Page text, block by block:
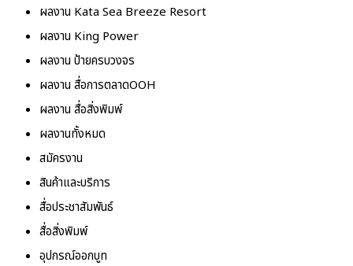
ผลงาน Kata Sea Breeze Resort
ผลงาน King Power
ผลงาน ป้ายครบวงจร
ผลงาน สื่อการตลาดOOH
ผลงาน สื่อสิ่งพิมพ์
ผลงานทั้งหมด
สมัครงาน
สินค้าและบริการ
สื่อประชาสัมพันธ์
สื่อสิ่งพิมพ์
อุปกรณ์ออกบูท